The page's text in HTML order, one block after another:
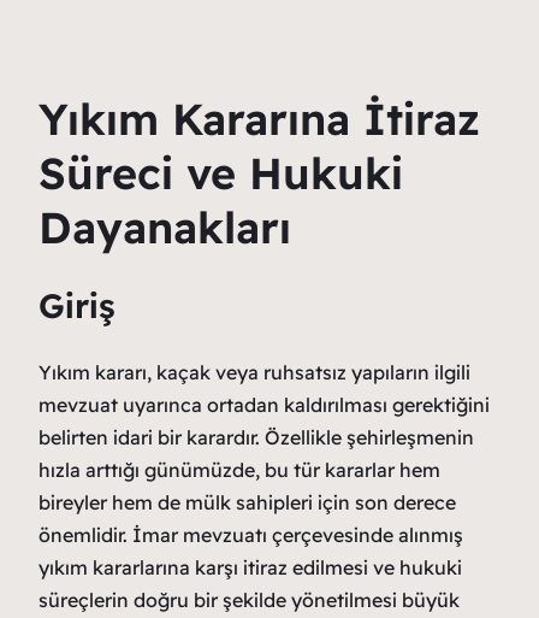
Yıkım Kararına İtiraz
Süreci ve Hukuki
Dayanakları
Giriş
Yıkım kararı, kaçak veya ruhsatsız yapıların ilgili
mevzuat uyarınca ortadan kaldırılması gerektiğini
belirten idari bir karardır. Özellikle şehirleşmenin
hızla arttığı günümüzde, bu tür kararlar hem
bireyler hem de mülk sahipleri için son derece
önemlidir. İmar mevzuatı çerçevesinde alınmış
yıkım kararlarına karşı itiraz edilmesi ve hukuki
süreçlerin doğru bir şekilde yönetilmesi büyük